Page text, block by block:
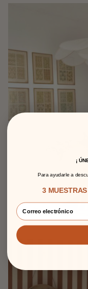
¡
Para ayudarle a
3